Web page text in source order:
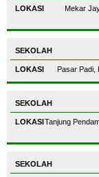
Mekar
Pasar Padi,
Tanjung